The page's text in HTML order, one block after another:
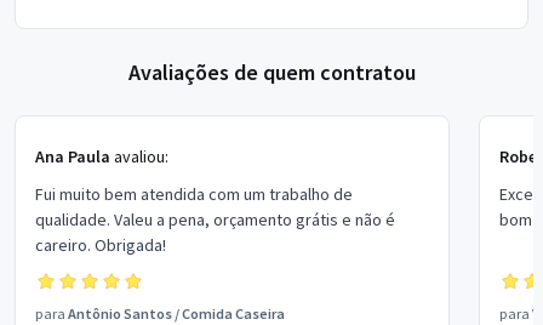
Avaliações de quem contratou
Ana Paula avaliou:
Fui muito bem atendida com um trabalho de
qualidade. Valeu a pena, orçamento grátis e não é
careiro. Obrigada!
para Antônio Santos /Comida Caseira
bom
para